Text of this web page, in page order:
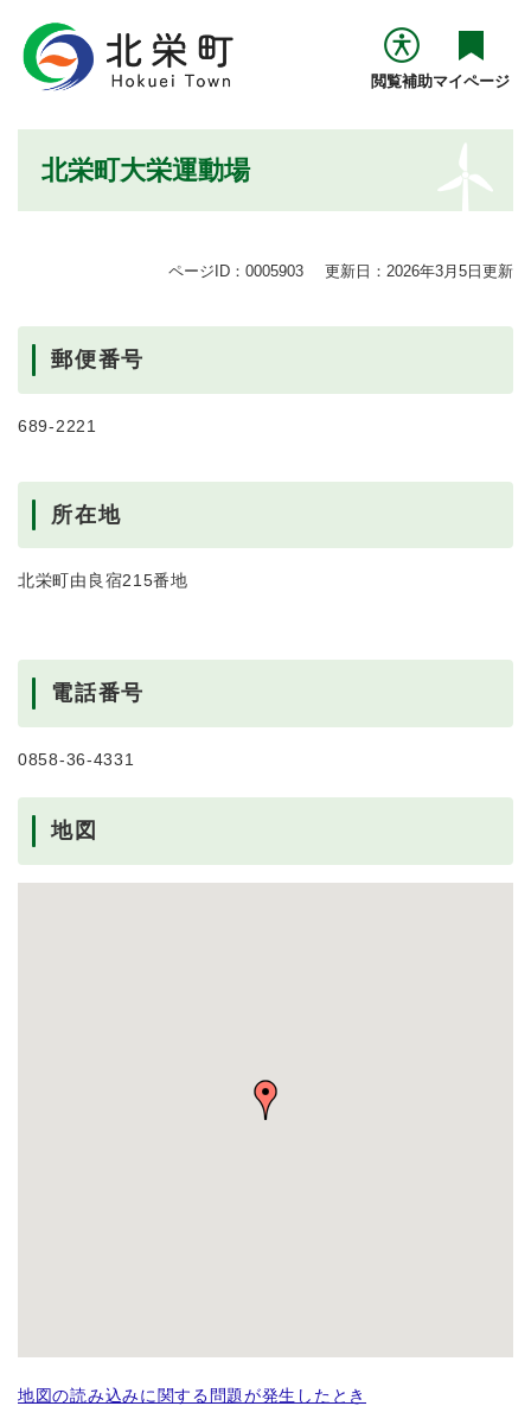
閲覧補助マイページ
北栄町大栄運動場
ページID：0005903 更新日：2026年3月5日更新
郵便番号
689-2221
所在地
北栄町由良宿215番地
電話番号
0858-36-4331
地図
地図の読み込みに関する問題が発生したとき